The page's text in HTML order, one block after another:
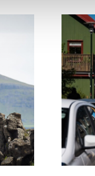
Ne
rues
REA/